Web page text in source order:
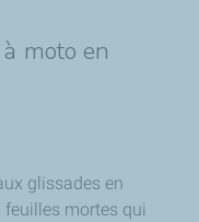
moto en
glissades en
mortes qui